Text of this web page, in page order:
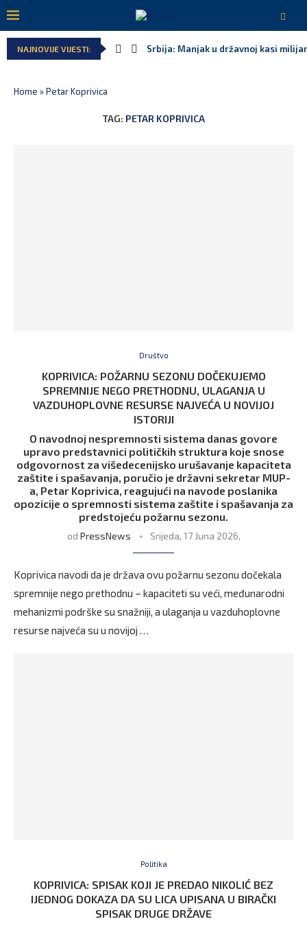
NAJNOVIJE VIJESTI: Srbija: Manjak u državnoj kasi
Home »Petar Koprivica
TAG: PETAR KOPRIVICA
Društvo
KOPRIVICA: POŽARNU SEZONU DOČEKUJEMO
SPREMNIJE NEGO PRETHODNU, ULAGANJA U
VAZDUHOPLOVNE RESURSE NAJVEĆA U NOVIJOJ
ISTORIJI
O navodnoj nespremnosti sistema danas govore
upravo predstavnici političkih struktura koje snose
odgovornost za višedecenijsko urušavanje kapaciteta
zaštite i spašavanja, poručio je državni sekretar MUP-
a, Petar Koprivica, reagujući na navode poslanika
opozicije o spremnosti sistema zaštite i spašavanja za
predstojeću požarnu sezonu.
od PressNews Srijeda, 17 Juna 2026,
Koprivica navodi da je država ovu požarnu sezonu dočekala
spremnije nego prethodnu – kapaciteti su veći, međunarodni
mehanizmi podrške su snažniji, a ulaganja u vazduhoplovne
resurse najveća su u novijoj …
Politika
KOPRIVICA: SPISAK KOJI JE PREDAO NIKOLIĆ BEZ
IJEDNOG DOKAZA DA SU LICA UPISANA U BIRAČKI
SPISAK DRUGE DRŽAVE